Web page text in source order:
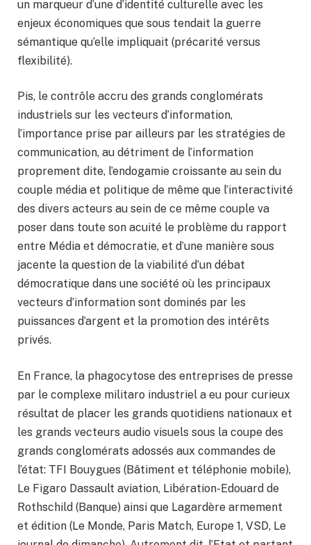
un marqueur d’une d’identité culturelle avec les
enjeux économiques que sous tendait la guerre
sémantique qu’elle impliquait (précarité versus
flexibilité).
Pis, le contrôle accru des grands conglomérats
industriels sur les vecteurs d’information,
l’importance prise par ailleurs par les stratégies de
communication, au détriment de l’information
proprement dite, l’endogamie croissante au sein du
couple média et politique de même que l’interactivité
des divers acteurs au sein de ce même couple va
poser dans toute son acuité le problème du rapport
entre Média et démocratie, et d’une manière sous
jacente la question de la viabilité d’un débat
démocratique dans une société où les principaux
vecteurs d’information sont dominés par les
puissances d’argent et la promotion des intérêts
privés.
En France, la phagocytose des entreprises de presse
par le complexe militaro industriel a eu pour curieux
résultat de placer les grands quotidiens nationaux et
les grands vecteurs audio visuels sous la coupe des
grands conglomérats adossés aux commandes de
l’état: TFI Bouygues (Bâtiment et téléphonie mobile),
Le Figaro Dassault aviation, Libération-Edouard de
Rothschild (Banque) ainsi que Lagardère armement
et édition (Le Monde, Paris Match, Europe 1, VSD, Le